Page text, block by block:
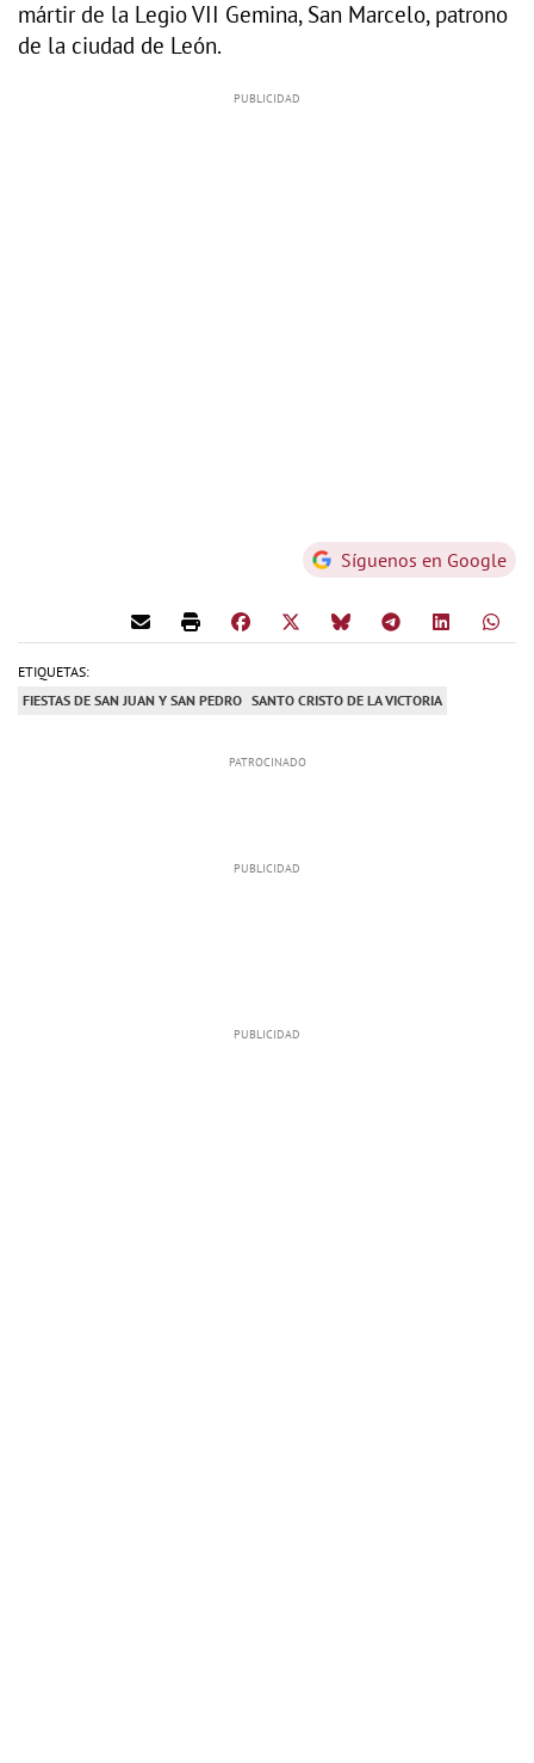
mártir de la Legio VII Gemina, San Marcelo, patrono
de la ciudad de León.
Síguenos en Google
ETIQUETAS:
FIESTAS DE SAN JUAN Y SAN PEDRO SANTO CRISTO DE LA VICTORIA